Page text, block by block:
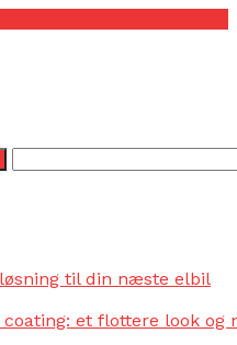
til din næste elbil
et flottere look og